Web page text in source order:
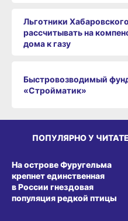
Льготники
рассчитывать на
дома к газу
Быстровозводимый
«Стройматик»
ПОПУЛЯРНО У
На острове Фуругельма
крепнет единственная
в России гнездовая
популяция редкой птицы